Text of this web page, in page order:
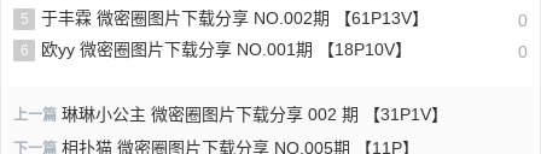
5 于丰霖 微密圈图片下载分享 NO.002期 【61P13V】 0
6 欧yy 微密圈图片下载分享 NO.001期 【18P10V】 0
上一篇 琳琳小公主 微密圈图片下载分享 002 期 【31P1V】
下一篇 相扑猫 微密圈图片下载分享 NO.005期 【11P】